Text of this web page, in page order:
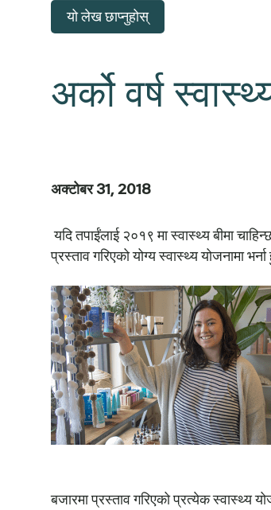
यो लेख छाप्नुहोस्
अर्को वर्ष
अक्टोबर 31, 2018
यदि तपाईंलाई २०१९ मा स्वास्थ्य बीमा
प्रस्ताव गरिएको योग्य स्वास्थ्य योजनामा
बजारमा प्रस्ताव गरिएको प्रत्येक स्वास्थ्य